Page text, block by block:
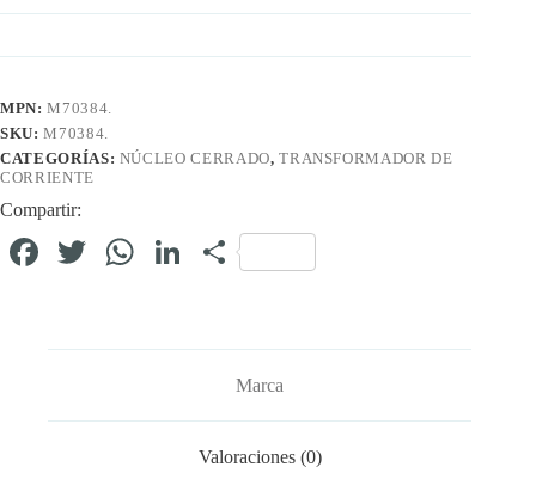
MPN:M70384.
SKU:M70384.
CATEGORÍAS: NÚCLEO CERRADO,TRANSFORMADOR DE
CORRIENTE
Compartir:
Fa T
W
Li C
rti
r
Marca
Valoraciones (0)